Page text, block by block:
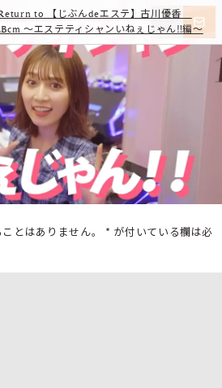
to 【じぶんdeエステ】古川優香
〜エステティシャンいねぇじゃん‼︎編〜
とはありません。 * が付いている欄は必